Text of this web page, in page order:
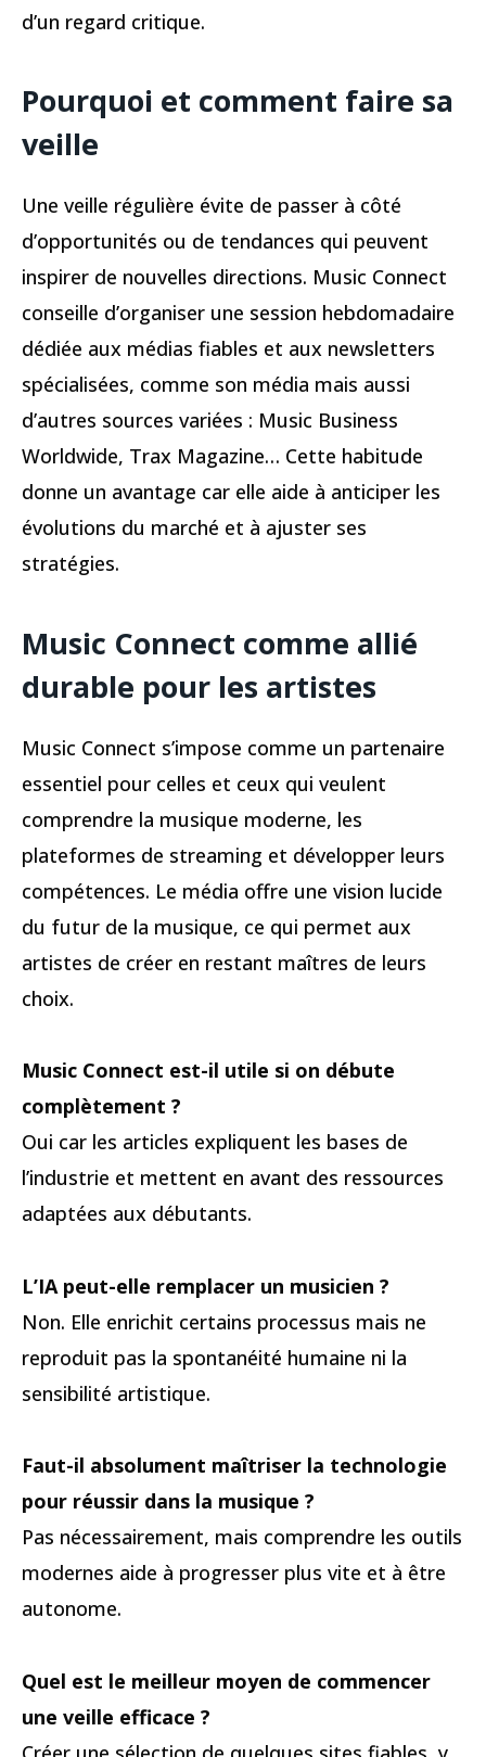
d’un regard critique.
Pourquoi et comment faire sa
veille
Une veille régulière évite de passer à côté
d’opportunités ou de tendances qui peuvent
inspirer de nouvelles directions. Music Connect
conseille d’organiser une session hebdomadaire
dédiée aux médias fiables et aux newsletters
spécialisées, comme son média mais aussi
d’autres sources variées : Music Business
Worldwide, Trax Magazine… Cette habitude
donne un avantage car elle aide à anticiper les
évolutions du marché et à ajuster ses
stratégies.
Music Connect comme allié
durable pour les artistes
Music Connect s’impose comme un partenaire
essentiel pour celles et ceux qui veulent
comprendre la musique moderne, les
plateformes de streaming et développer leurs
compétences. Le média offre une vision lucide
du futur de la musique, ce qui permet aux
artistes de créer en restant maîtres de leurs
choix.
Music Connect est-il utile si on débute
complètement ?
Oui car les articles expliquent les bases de
l’industrie et mettent en avant des ressources
adaptées aux débutants.
L’IA peut-elle remplacer un musicien ?
Non. Elle enrichit certains processus mais ne
reproduit pas la spontanéité humaine ni la
sensibilité artistique.
Faut-il absolument maîtriser la technologie
pour réussir dans la musique ?
Pas nécessairement, mais comprendre les outils
modernes aide à progresser plus vite et à être
autonome.
Quel est le meilleur moyen de commencer
une veille efficace ?